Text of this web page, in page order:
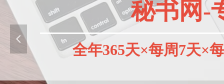
秘书网-
全年365天×每周7天×
넳